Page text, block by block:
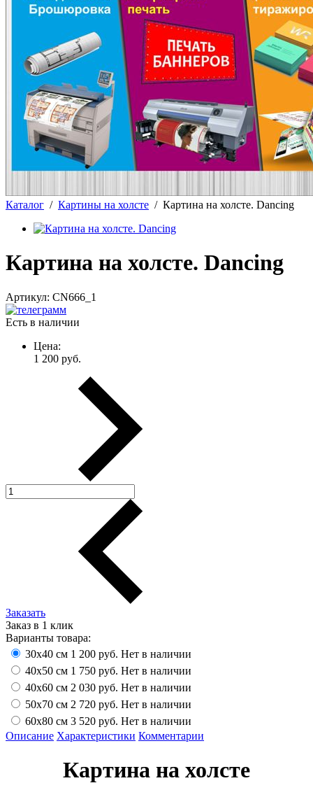
Каталог / Картины на холсте / Картина на холсте. Dancing
Картина на холсте. Dancing
Артикул: CN666_1
Есть в наличии
Цена:
1 200 руб.
Заказать
Заказ в 1 клик
Варианты товара:
30х40 см 1 200 руб. Нет в наличии
40х50 см 1 750 руб. Нет в наличии
40х60 см 2 030 руб. Нет в наличии
50х70 см 2 720 руб. Нет в наличии
60х80 см 3 520 руб. Нет в наличии
Описание Характеристики Комментарии
Картина на холсте